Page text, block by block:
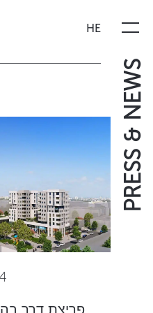
HE
PRESS & NEWS
פריצת דרך